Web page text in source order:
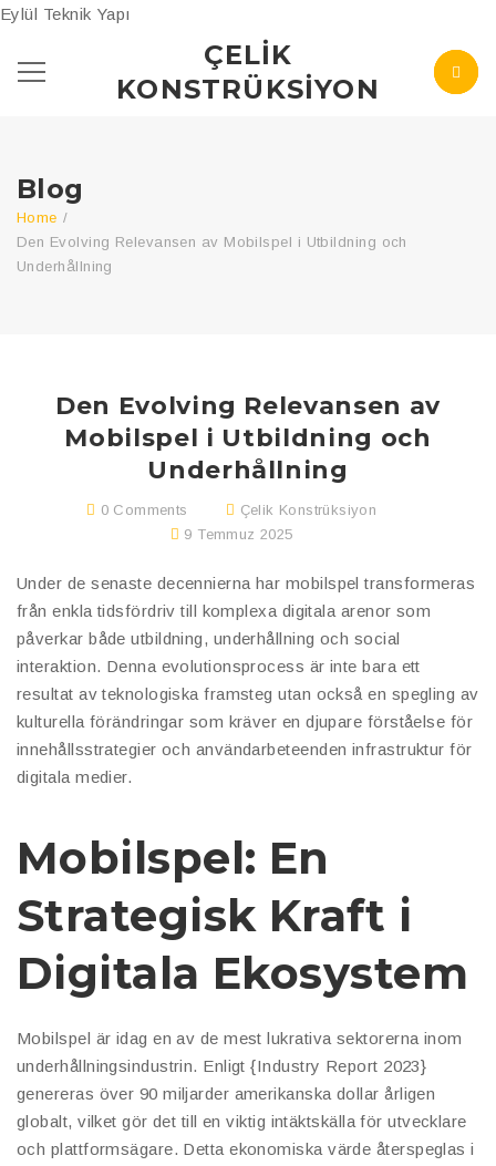
Eylül Teknik Yapı
ÇELIK
KONSTRÜKSIYON
Blog
Home /
Den Evolving Relevansen av Mobilspel i Utbildning och
Underhållning
Den Evolving Relevansen av
Mobilspel i Utbildning och
Underhållning
0 Comments
Çelik Konstrüksiyon
9 Temmuz 2025
Under de senaste decennierna har mobilspel transformeras
från enkla tidsfördriv till komplexa digitala arenor som
påverkar både utbildning, underhållning och social
interaktion. Denna evolutionsprocess är inte bara ett
resultat av teknologiska framsteg utan också en spegling av
kulturella förändringar som kräver en djupare förståelse för
innehållsstrategier och användarbeteenden infrastruktur för
digitala medier.
Mobilspel: En
Strategisk Kraft i
Digitala Ekosystem
Mobilspel är idag en av de mest lukrativa sektorerna inom
underhållningsindustrin. Enligt {Industry Report 2023}
genereras över 90 miljarder amerikanska dollar årligen
globalt, vilket gör det till en viktig intäktskälla för utvecklare
och plattformsägare. Detta ekonomiska värde återspeglas i